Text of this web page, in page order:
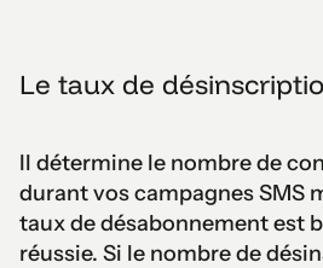
Le taux de
Il détermine le nombre de
durant vos campagnes SMS
taux de désabonnement est
réussie. Si le nombre de